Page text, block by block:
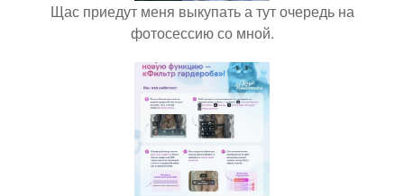
Щас приедут меня выкупать а тут очередь на
фотосессию со мной.